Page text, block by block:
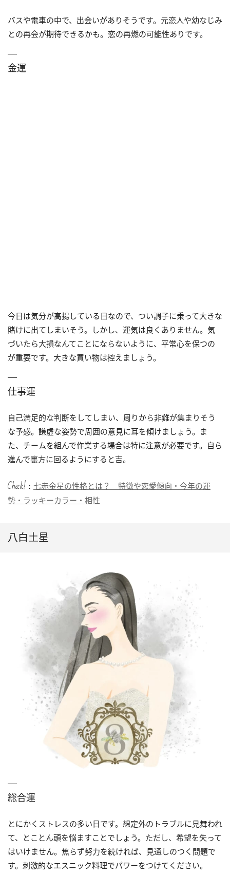
バスや電車の中で、出会いがありそうです。元恋人や幼なじみ
との再会が期待できるかも。恋の再燃の可能性ありです。
金運
今日は気分が高揚している日なので、つい調子に乗って大きな
賭けに出てしまいそう。しかし、運気は良くありません。気
づいたら大損なんてことにならないように、平常心を保つの
が重要です。大きな買い物は控えましょう。
仕事運
自己満足的な判断をしてしまい、周りから非難が集まりそう
な予感。謙虚な姿勢で周囲の意見に耳を傾けましょう。ま
た、チームを組んで作業する場合は特に注意が必要です。自ら
進んで裏方に回るようにすると吉。
Check!： 七赤金星の性格とは？ 特徴や恋愛傾向・今年の運
勢・ラッキーカラー・相性
八白土星
総合運
とにかくストレスの多い日です。想定外のトラブルに見舞われ
て、とことん頭を悩ますことでしょう。ただし、希望を失って
はいけません。焦らず努力を続ければ、見通しのつく問題で
す。刺激的なエスニック料理でパワーをつけてください。